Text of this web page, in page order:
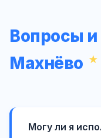
Вопросы и
Махнёво
Могу ли я